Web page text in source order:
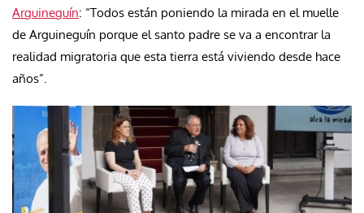
Arguineguín: “Todos están poniendo la mirada en el muelle
de Arguineguín porque el santo padre se va a encontrar la
realidad migratoria que esta tierra está viviendo desde hace
años”.